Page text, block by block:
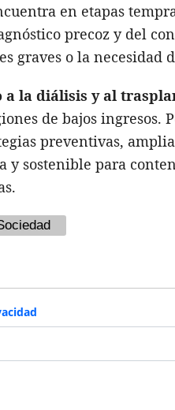
en etapas
precoz y del
graves o la necesidad
a la diálisis y al
de bajos ingresos.
preventivas,
sostenible para